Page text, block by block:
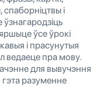
і
ўсе ўрокі
і прасунутыя
ведаеце пра мову.
для вывучэння
разуменне